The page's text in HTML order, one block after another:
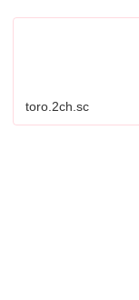
toro.2ch.sc